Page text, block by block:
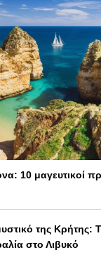
10 μαγευτικοί
της Κρήτης:
στο Λιβυκό